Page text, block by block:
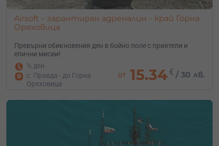
Airsoft – гарантиран адреналин – край Горна
Оряховица
Превърни обикновения ден в бойно поле с приятели и
епични мисии!
½ ден
с. Правда - до Горна
Оряховица
от 15.34€ /30 лв.